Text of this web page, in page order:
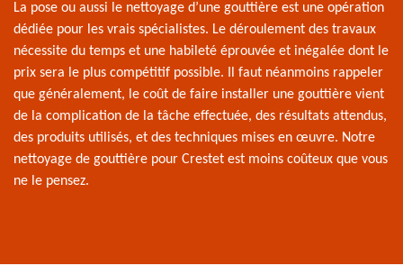
La pose ou aussi le nettoyage d’une gouttière est une opération
dédiée pour les vrais spécialistes. Le déroulement des travaux
nécessite du temps et une habileté éprouvée et inégalée dont le
prix sera le plus compétitif possible. Il faut néanmoins rappeler
que généralement, le coût de faire installer une gouttière vient
de la complication de la tâche effectuée, des résultats attendus,
des produits utilisés, et des techniques mises en œuvre. Notre
nettoyage de gouttière pour Crestet est moins coûteux que vous
ne le pensez.